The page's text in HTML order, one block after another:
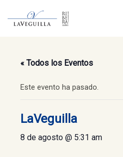
contenido
« Todos los Eventos
Este evento ha pasado.
LaVeguilla
8 de agosto @ 5:31 am